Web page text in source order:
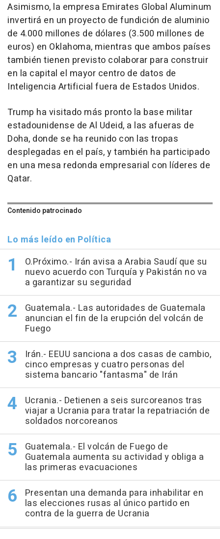
Asimismo, la empresa Emirates Global Aluminum
invertirá en un proyecto de fundición de aluminio
de 4.000 millones de dólares (3.500 millones de
euros) en Oklahoma, mientras que ambos países
también tienen previsto colaborar para construir
en la capital el mayor centro de datos de
Inteligencia Artificial fuera de Estados Unidos.
Trump ha visitado más pronto la base militar
estadounidense de Al Udeid, a las afueras de
Doha, donde se ha reunido con las tropas
desplegadas en el país, y también ha participado
en una mesa redonda empresarial con líderes de
Qatar.
Contenido patrocinado
Lo más leído en Política
O.Próximo.- Irán avisa a Arabia Saudí que su
nuevo acuerdo con Turquía y Pakistán no va
a garantizar su seguridad
Guatemala.- Las autoridades de Guatemala
anuncian el fin de la erupción del volcán de
Fuego
Irán.- EEUU sanciona a dos casas de cambio,
cinco empresas y cuatro personas del
sistema bancario "fantasma" de Irán
Ucrania.- Detienen a seis surcoreanos tras
viajar a Ucrania para tratar la repatriación de
soldados norcoreanos
Guatemala.- El volcán de Fuego de
Guatemala aumenta su actividad y obliga a
las primeras evacuaciones
Presentan una demanda para inhabilitar en
las elecciones rusas al único partido en
contra de la guerra de Ucrania